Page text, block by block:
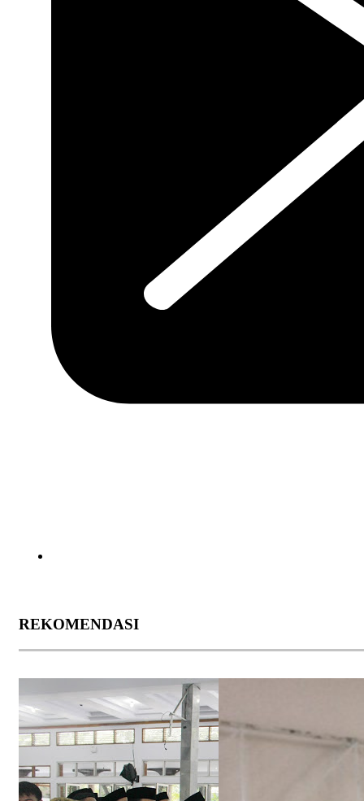
REKOMENDASI